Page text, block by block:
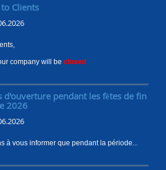
Clients
company will be closed
d'ouverture pendant les fêtes de fin
2026
à vous informer que pendant la période...